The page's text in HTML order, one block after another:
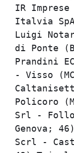
IR
Italvia
Luigi
di Ponte
Prandini
- Visso
Policoro
Srl -
Genova;
Scrl -